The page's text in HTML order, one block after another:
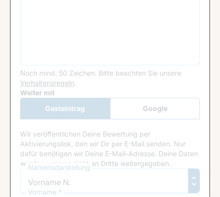
Noch mind. 50 Zeichen. Bitte beachten Sie unsere
Verhaltensregeln.
Google Recaptcha
Weiter mit
Gasteintrag
Google
Anmeldung
Wir veröffentlichen Deine Bewertung per
Aktivierungslink, den wir Dir per E-Mail senden. Nur
dafür benötigen wir Deine E-Mail-Adresse. Deine Daten
werden von uns nicht an Dritte weitergegeben.
Namensdarstellung
Vorname *